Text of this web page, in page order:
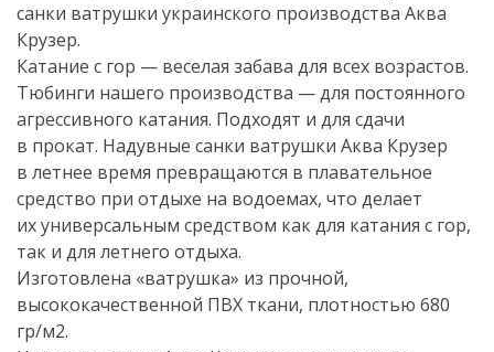
санки ватрушки украинского производства Аква
Крузер.
Катание с гор — веселая забава для всех возрастов.
Тюбинги нашего производства — для постоянного
агрессивного катания. Подходят и для сдачи
в прокат. Надувные санки ватрушки Аква Крузер
в летнее время превращаются в плавательное
средство при отдыхе на водоемах, что делает
их универсальным средством как для катания с гор,
так и для летнего отдыха.
Изготовлена «ватрушка» из прочной,
высококачественной ПВХ ткани, плотностью 680
гр/м2.